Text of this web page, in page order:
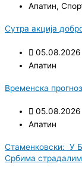
Апатин,
Сутра акција
05.08.2026
Апатин
Временска
05.08.2026
Апатин
Стаменковски: У
Србима